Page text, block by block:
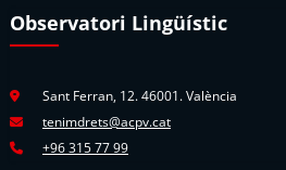
Observatori Lingüístic
Sant Ferran, 12. 46001. València
tenimdrets@acpv.cat
+96 315 77 99